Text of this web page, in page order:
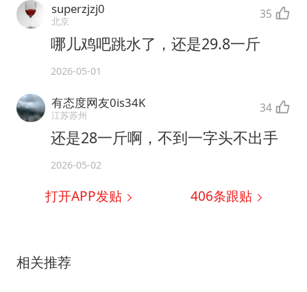
superzjzj0
北京 35
哪儿鸡吧跳水了，还是29.8一斤
2026-05-01
有态度网友0is34K
江苏苏州 34
还是28一斤啊，不到一字头不出手
2026-05-02
打开APP发贴 406条跟贴
相关推荐